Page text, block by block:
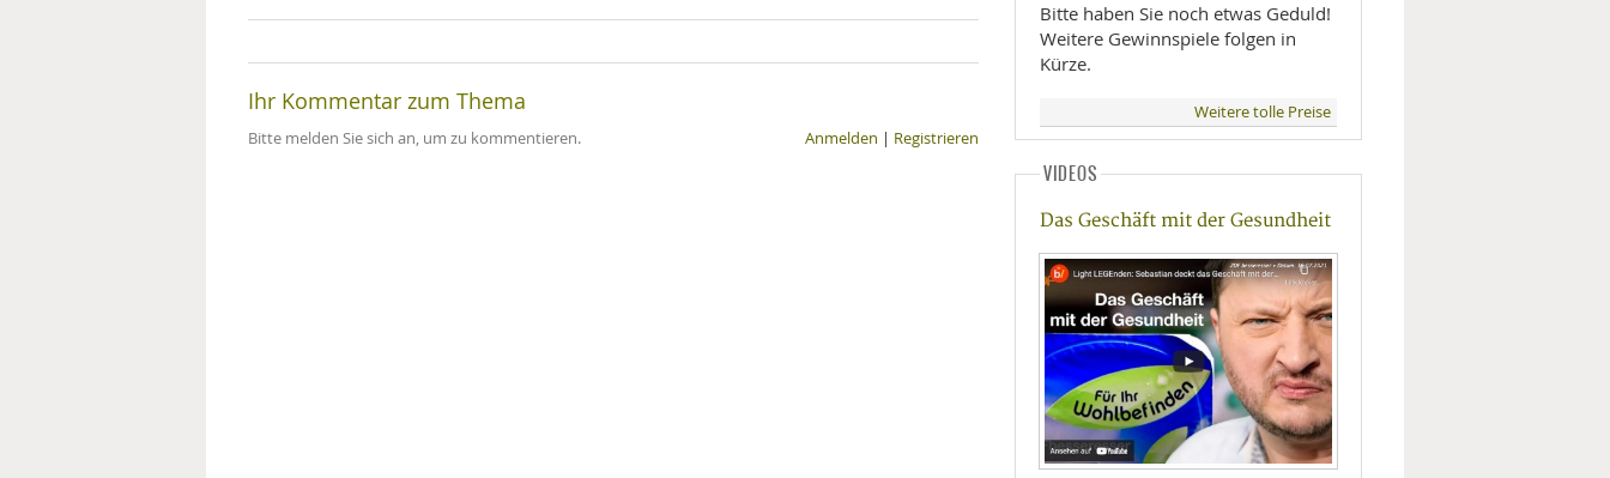
Ihr Kommentar zum Thema
Bitte melden Sie sich an, um zu kommentieren. Anmelden | Registrieren
Bitte haben Sie noch etwas Geduld!
Weitere Gewinnspiele folgen in
Kürze.
Weitere tolle Preise
VIDEOS
Das Geschäft mit der Gesundheit